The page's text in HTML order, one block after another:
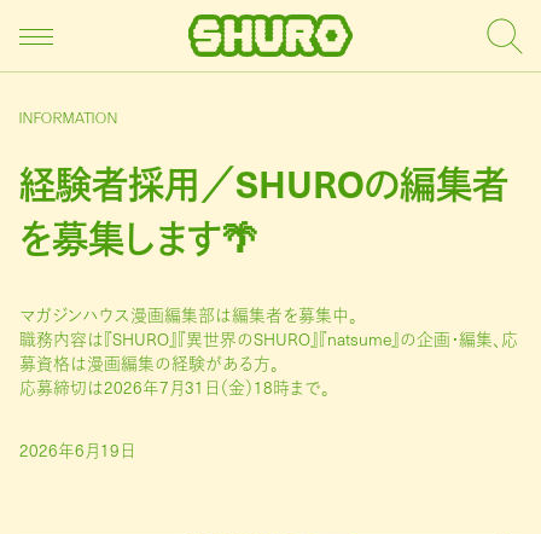
INFORMATION
経験者採用／SHUROの編集者
を募集します🌴
マガジンハウス漫画編集部は編集者を募集中。
職務内容は『SHURO』『異世界のSHURO』『natsume』の企画・編集、応
募資格は漫画編集の経験がある方。
応募締切は2026年7月31日（金）18時まで。
2026年6月19日